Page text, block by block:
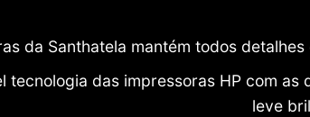
da Santhatela mantém todos
tecnologia das impressoras HP com
leve